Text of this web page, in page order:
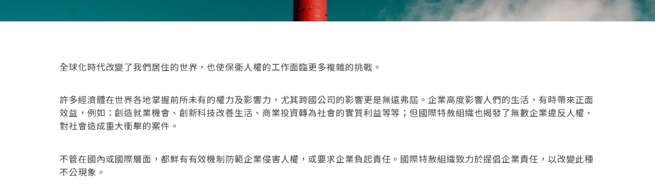
全球化時代改變了我們居住的世界，也使保衛人權的工作面臨更多複雜的挑戰。
許多經濟體在世界各地掌握前所未有的權力及影響力，尤其跨國公司的影響更是無遠弗屆。企業高度影響人們的生活，有時帶來正面
效益，例如：創造就業機會、創新科技改善生活、商業投資轉為社會的實質利益等等；但國際特赦組織也揭發了無數企業違反人權、
對社會造成重大衝擊的案件。
不管在國內或國際層面，都鮮有有效機制防範企業侵害人權，或要求企業負起責任。國際特赦組織致力於提倡企業責任，以改變此種
不公現象。